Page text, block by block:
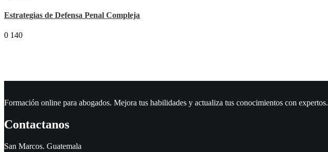
Estrategias de Defensa Penal Compleja
0 140
Formación online para abogados. Mejora tus habilidades y actualiza tus conocimientos con expertos.
Contactanos
San Marcos. Guatemala